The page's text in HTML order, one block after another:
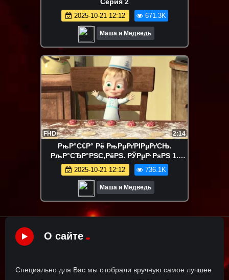
2025-10-21 12:12 671.3K
Маша и Медведь
FHD 2:14
РњР°С€Р° Рё РњРµРґРІРµРґСЊ.
РљР°СЂР°РЅС‚РёРЅ. РЎРµР·РѕРЅ 1.
РЎРµСЂРёСЏ 3
2025-10-21 12:12 736.1K
Маша и Медведь
О сайте
Специально для Вас мы отобрали вручную самое лучшее